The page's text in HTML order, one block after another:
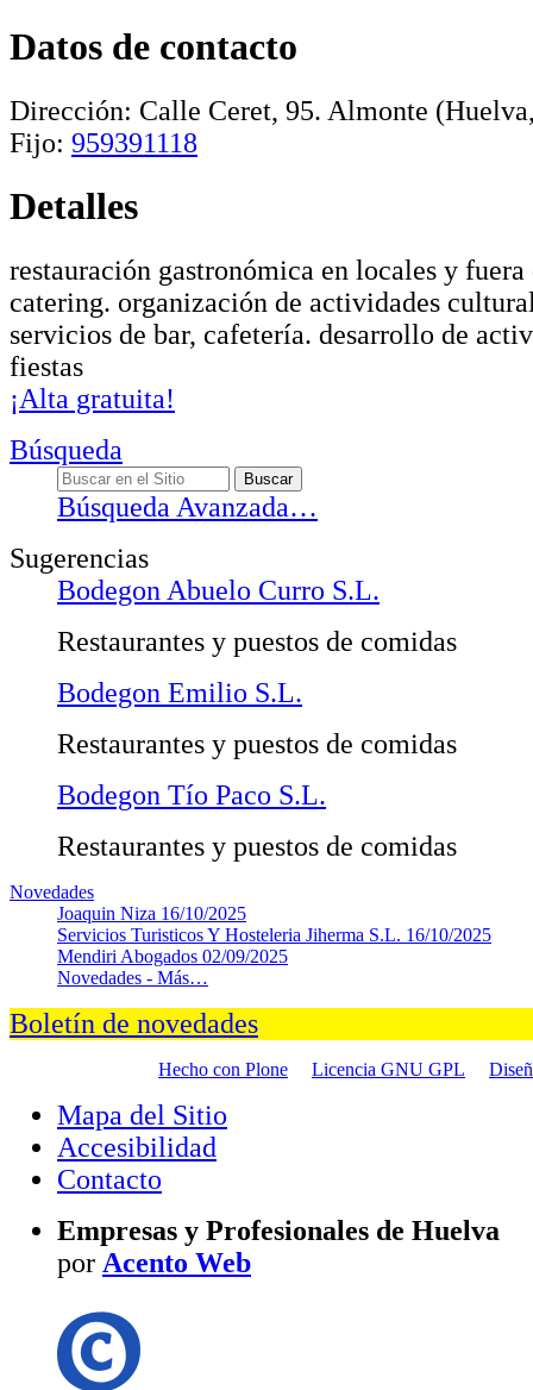
Datos de contacto
Dirección: Calle Ceret, 95. Almonte
Fijo: 959391118
Detalles
restauración gastronómica en locales y
catering. organización de actividades
servicios de bar, cafetería. desarrollo de
fiestas
¡Alta gratuita!
Búsqueda
Búsqueda Avanzada…
Sugerencias
Bodegon Abuelo Curro S.L.
Restaurantes y puestos de comidas
Bodegon Emilio S.L.
Restaurantes y puestos de comidas
Bodegon Tío Paco S.L.
Restaurantes y puestos de comidas
Novedades
Joaquin Niza 16/10/2025
Servicios Turisticos Y Hosteleria Jiherma S.L. 16/10/2025
Mendiri Abogados 02/09/2025
Novedades - Más…
Boletín de novedades
Hecho con Plone Licencia GNU GPL
Mapa del Sitio
Accesibilidad
Contacto
Empresas y Profesionales de Huelva
por Acento Web